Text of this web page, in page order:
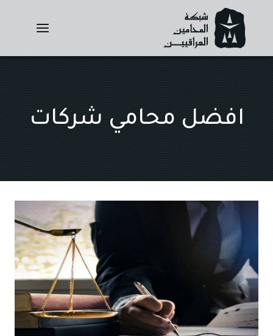
content
افضل محامي شركات